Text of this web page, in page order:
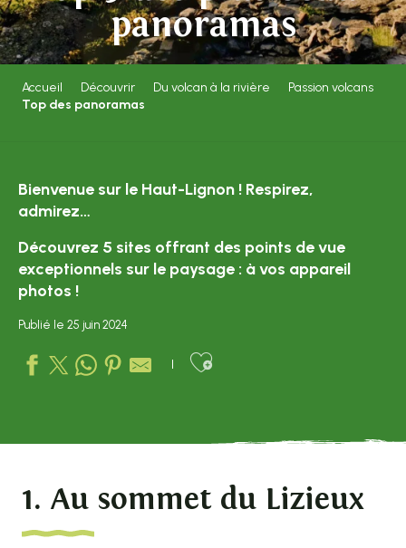
panoramas
Accueil Découvrir Du volcan à la rivière
Passion volcans
Top des panoramas
Bienvenue sur le Haut-Lignon ! Respirez,
admirez…
Découvrez 5 sites offrant des points de vue
exceptionnels sur le paysage : à vos appareil
photos !
Publié le 25 juin 2024
Ajouter aux
1. Au sommet du Lizieux